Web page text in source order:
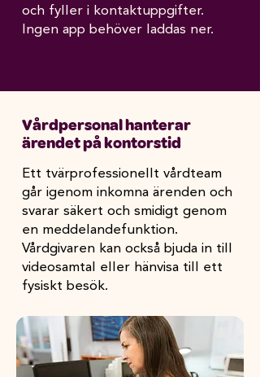
och fyller i kontaktuppgifter.
Ingen app behöver laddas ner.
Vårdpersonal hanterar
ärendet på kontorstid
Ett tvärprofessionellt vårdteam
går igenom inkomna ärenden och
svarar säkert och smidigt genom
en meddelandefunktion.
Vårdgivaren kan också bjuda in till
videosamtal eller hänvisa till ett
fysiskt besök.